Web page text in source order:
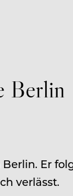
Berlin
Er
verlässt.